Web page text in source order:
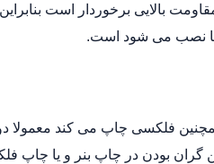
بالایی برخوردار است
ها نصب می شود است.
فلکسی چاپ می کند معمولا
گران بودن در چاپ بنر و یا چاپ